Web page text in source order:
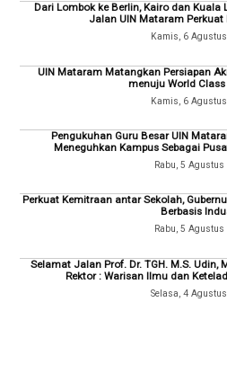
Dari Lombok ke Berlin, Kairo dan Kuala
Jalan UIN Mataram Perkuat
Kamis, 6
UIN Mataram Matangkan Persiapan
menuju World Class
Kamis, 6
Pengukuhan Guru Besar UIN
Meneguhkan Kampus Sebagai
Rabu, 5 Agustus
Perkuat Kemitraan antar Sekolah,
Berbasis
Rabu, 5 Agustus
Selamat Jalan Prof. Dr. TGH. M.S. Udin,
Rektor : Warisan Ilmu dan
Selasa, 4